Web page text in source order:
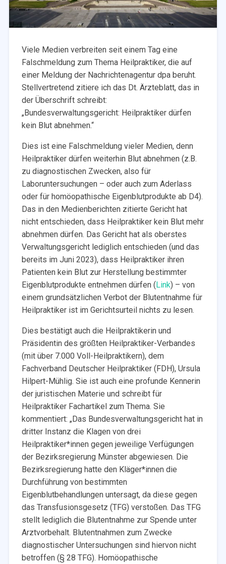
Viele Medien verbreiten seit einem Tag eine
Falschmeldung zum Thema Heilpraktiker, die auf
einer Meldung der Nachrichtenagentur dpa beruht.
Stellvertretend zitiere ich das Dt. Ärzteblatt, das in
der Überschrift schreibt:
„Bundesverwaltungsgericht: Heilpraktiker dürfen
kein Blut abnehmen.“
Dies ist eine Falschmeldung vieler Medien, denn
Heilpraktiker dürfen weiterhin Blut abnehmen (z.B.
zu diagnostischen Zwecken, also für
Laboruntersuchungen – oder auch zum Aderlass
oder für homöopathische Eigenblutprodukte ab D4).
Das in den Medienberichten zitierte Gericht hat
nicht entschieden, dass Heilpraktiker kein Blut mehr
abnehmen dürfen. Das Gericht hat als oberstes
Verwaltungsgericht lediglich entschieden (und das
bereits im Juni 2023), dass Heilpraktiker ihren
Patienten kein Blut zur Herstellung bestimmter
Eigenblutprodukte entnehmen dürfen ( Link) – von
einem grundsätzlichen Verbot der Blutentnahme für
Heilpraktiker ist im Gerichtsurteil nichts zu lesen.
Dies bestätigt auch die Heilpraktikerin und
Präsidentin des größten Heilpraktiker-Verbandes
(mit über 7.000 Voll-Heilpraktikern), dem
Fachverband Deutscher Heilpraktiker (FDH), Ursula
Hilpert-Mühlig. Sie ist auch eine profunde Kennerin
der juristischen Materie und schreibt für
Heilpraktiker Fachartikel zum Thema. Sie
kommentiert: „Das Bundesverwaltungsgericht hat in
dritter Instanz die Klagen von drei
Heilpraktiker*innen gegen jeweilige Verfügungen
der Bezirksregierung Münster abgewiesen. Die
Bezirksregierung hatte den Kläger*innen die
Durchführung von bestimmten
Eigenblutbehandlungen untersagt, da diese gegen
das Transfusionsgesetz (TFG) verstoßen. Das TFG
stellt lediglich die Blutentnahme zur Spende unter
Arztvorbehalt. Blutentnahmen zum Zwecke
diagnostischer Untersuchungen sind hiervon nicht
betroffen (§ 28 TFG). Homöopathische